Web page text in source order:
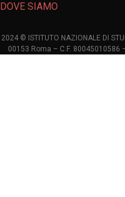
DOVE SIAMO
2024 © ISTITUTO NAZIONALE DI
00153 Roma – C.F. 80045010586